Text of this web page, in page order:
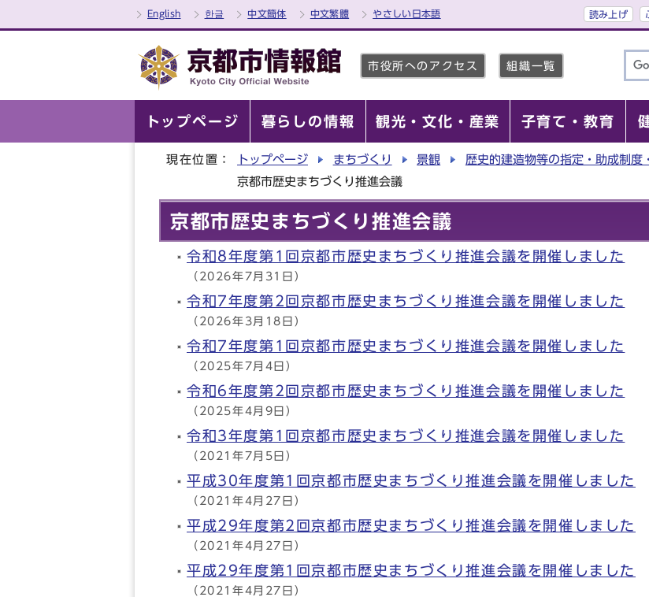
English 한글 中文簡体 中文繁體 やさしい日本語 読み上げ
市役所へのアクセス 組織一覧
トップページ 暮らしの情報 観光・文化・産業 子育て・教育
現在位置： トップページ まちづくり 景観
歴史的建造物等の指定・助成制度
京都市歴史まちづくり推進会議
京都市歴史まちづくり推進会議
令和8年度第1回京都市歴史まちづくり推進会議を開催しました
（2026年7月31日）
令和7年度第2回京都市歴史まちづくり推進会議を開催しました
（2026年3月18日）
令和7年度第1回京都市歴史まちづくり推進会議を開催しました
（2025年7月4日）
令和6年度第2回京都市歴史まちづくり推進会議を開催しました
（2025年4月9日）
令和3年度第1回京都市歴史まちづくり推進会議を開催しました
（2021年7月5日）
平成30年度第1回京都市歴史まちづくり推進会議を開催しました
（2021年4月27日）
平成29年度第2回京都市歴史まちづくり推進会議を開催しました
（2021年4月27日）
平成29年度第1回京都市歴史まちづくり推進会議を開催しました
（2021年4月27日）